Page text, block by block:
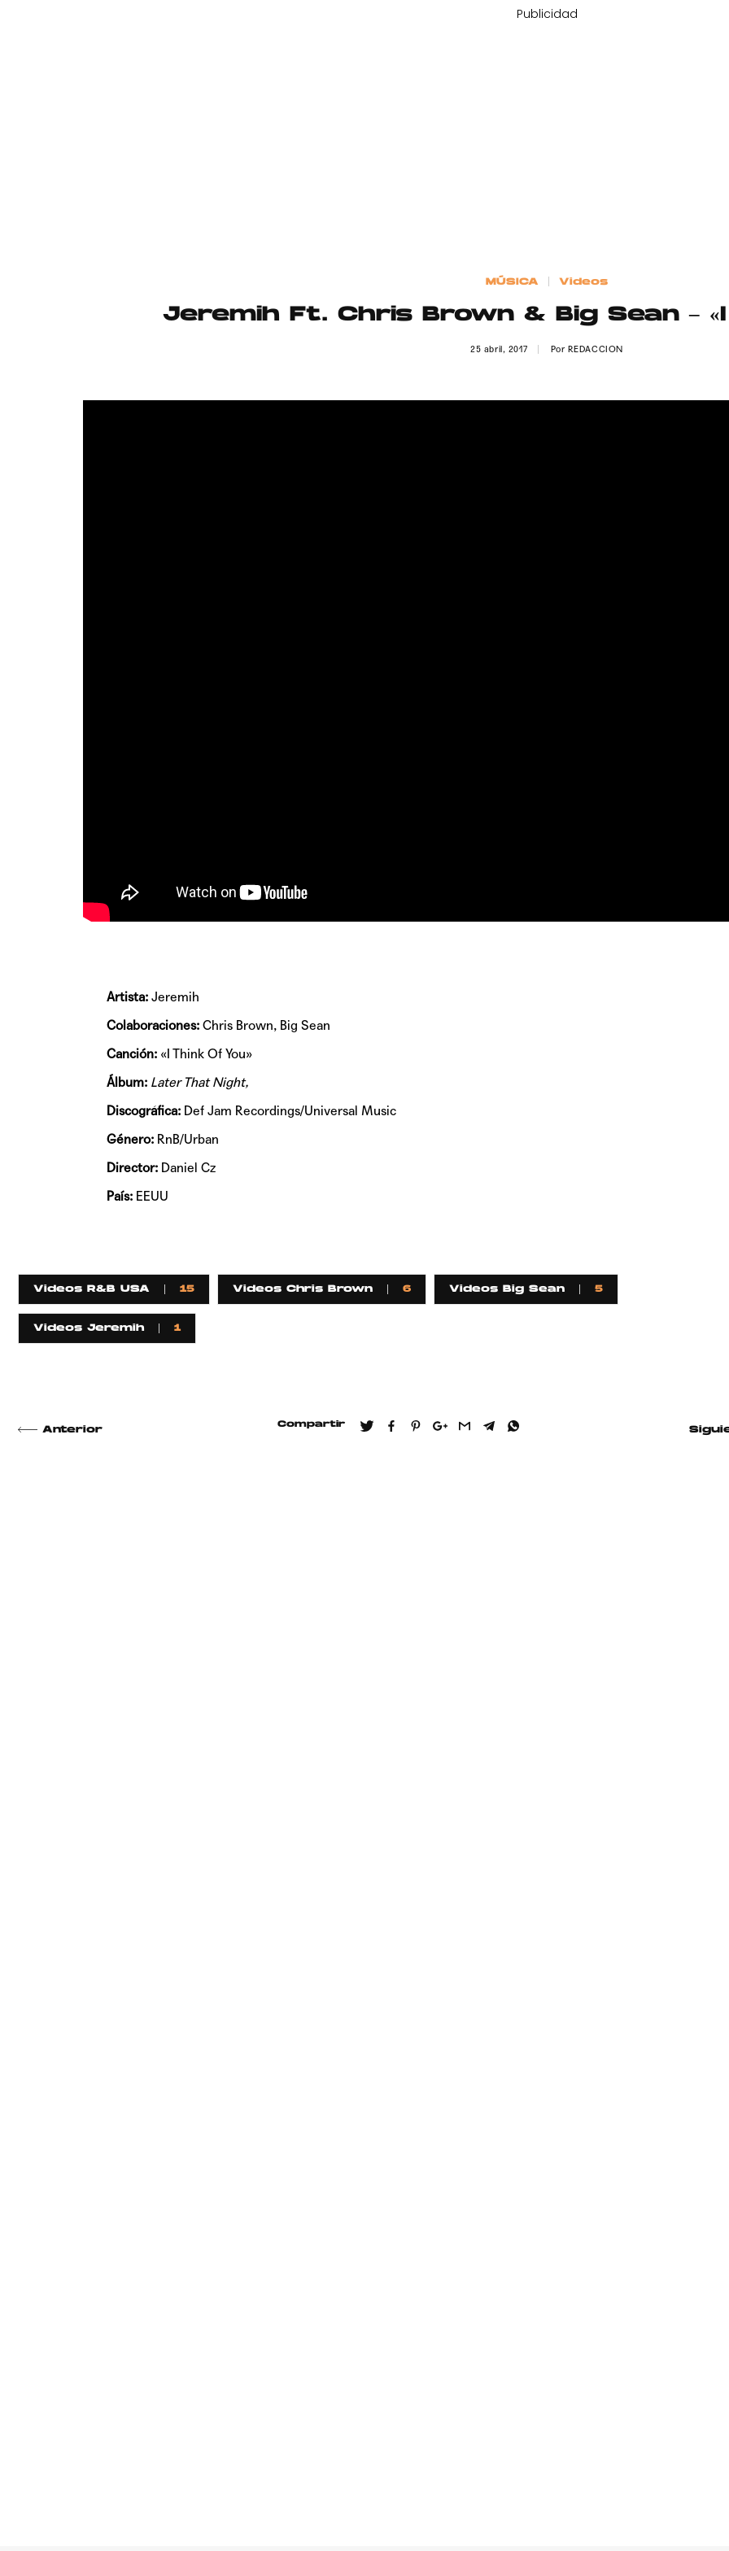
Publicidad
MÚSICA Videos
Jeremih Ft. Chris Brown & Big Sean –
25 abril, 2017 Por REDACCION
Artista:Jeremih
Colaboraciones:Chris Brown, Big Sean
Canción:«I Think Of You»
Álbum: Later That Night,
Discográfica:Def Jam Recordings/Universal Music
Género:RnB/Urban
Director:Daniel Cz
País:EEUU
Videos R&B USA 15 Videos Chris Brown 6 Videos Big Sean 5
Videos Jeremih 1
Anterior
Compartir